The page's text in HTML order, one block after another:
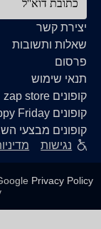
יצירת קשר
שאלות ותשובות
פרסום
תנאי שימוש
קופונים zap store
קופונים Happy Friday
קופונים מבצעי
כתובת דוא''ל
נגישות
Privacy Policy